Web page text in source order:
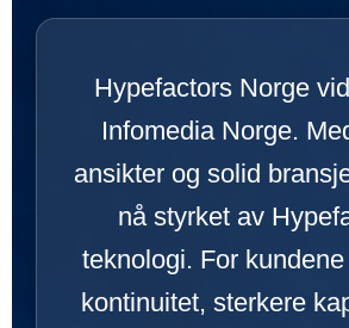
Hypefactors Norge
Infomedia Norge.
ansikter og solid
nå styrket av
teknologi. For
kontinuitet, sterkere